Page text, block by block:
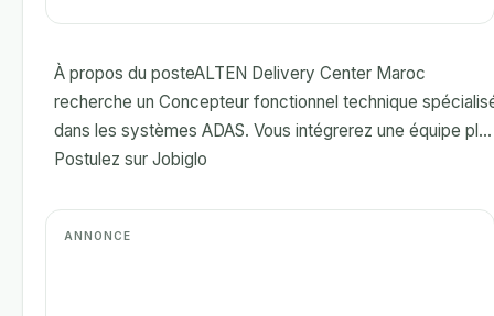
À propos du posteALTEN Delivery Center Maroc
recherche un Concepteur fonctionnel technique
dans les systèmes ADAS. Vous intégrerez une équipe pl...
Postulez sur Jobiglo